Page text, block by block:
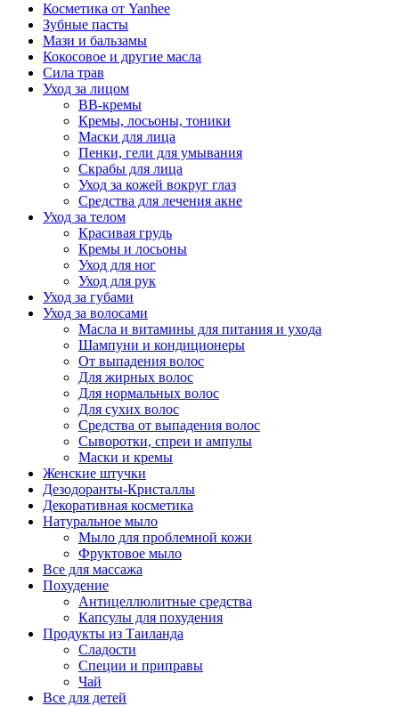
Косметика от Yanhee
Зубные пасты
Мази и бальзамы
Кокосовое и другие масла
Сила трав
Уход за лицом
BB-кремы
Кремы, лосьоны, тоники
Маски для лица
Пенки, гели для умывания
Скрабы для лица
Уход за кожей вокруг глаз
Средства для лечения акне
Уход за телом
Красивая грудь
Кремы и лосьоны
Уход для ног
Уход для рук
Уход за губами
Уход за волосами
Масла и витамины для питания и ухода
Шампуни и кондиционеры
От выпадения волос
Для жирных волос
Для нормальных волос
Для сухих волос
Средства от выпадения волос
Сыворотки, спреи и ампулы
Маски и кремы
Женские штучки
Дезодоранты-Кристаллы
Декоративная косметика
Натуральное мыло
Мыло для проблемной кожи
Фруктовое мыло
Все для массажа
Похудение
Антицеллюлитные средства
Капсулы для похудения
Продукты из Таиланда
Сладости
Специи и приправы
Чай
Все для детей